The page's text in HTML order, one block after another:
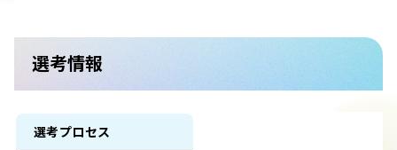
選考情報
選考プロセス